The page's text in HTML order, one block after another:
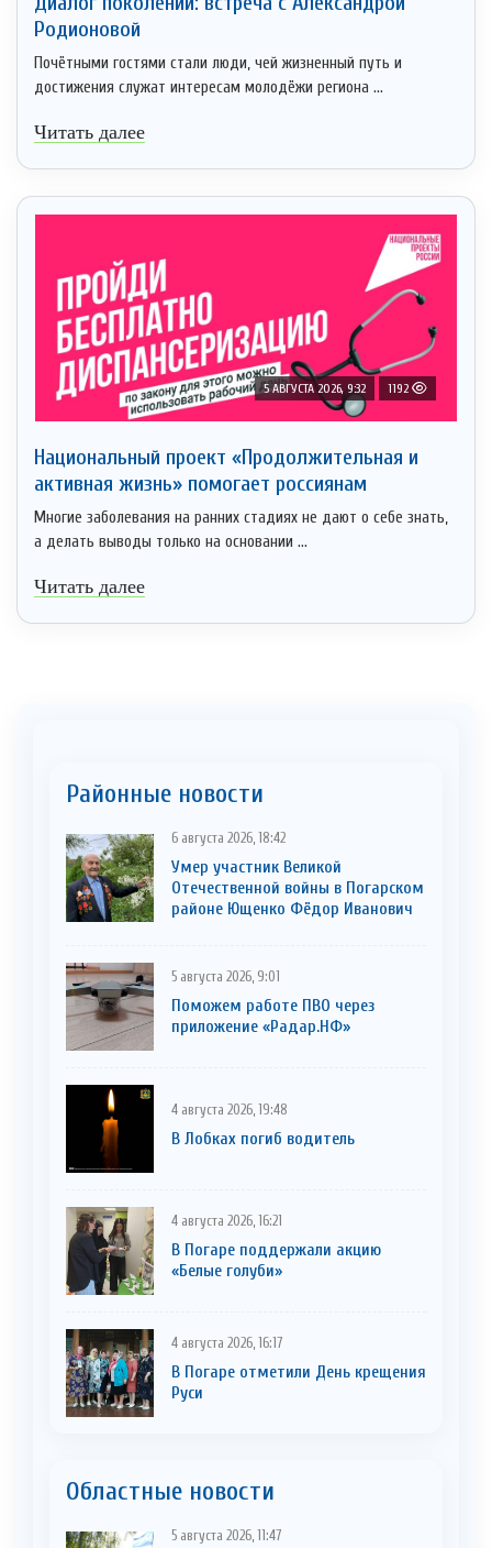
Родионовой
Почётными гостями стали люди, чей жизненный путь и
достижения служат интересам молодёжи региона ...
Читать далее
5 АВГУСТА 2026, 9:32 1192
Национальный проект «Продолжительная и
активная жизнь» помогает россиянам
Многие заболевания на ранних стадиях не дают о себе знать,
а делать выводы только на основании ...
Читать далее
Районные новости
6 августа 2026, 18:42
Умер участник Великой
Отечественной войны в Погарском
районе Ющенко Фёдор Иванович
5 августа 2026, 9:01
Поможем работе ПВО через
приложение «Радар.НФ»
4 августа 2026, 19:48
В Лобках погиб водитель
4 августа 2026, 16:21
В Погаре поддержали акцию
«Белые голуби»
4 августа 2026, 16:17
В Погаре отметили День крещения
Руси
Областные новости
5 августа 2026, 11:47